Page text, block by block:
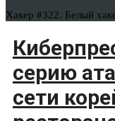
Хакер #322. Белый
серию
сети